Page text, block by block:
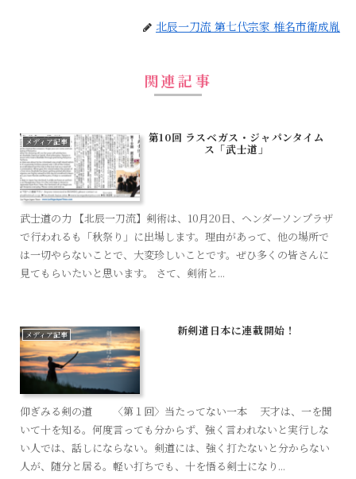
北辰一刀流 第七代宗家 椎名市衛成胤
関連記事
メディア記事 第10回 ラスベガス・ジャパンタイム
ス「武士道」
武士道の力 【北辰一刀流】剣術は、10月20日、ヘンダーソンプラザ
で行われるも「秋祭り」に出場します。理由があって、他の場所で
は一切やらないことで、大変珍しいことです。ぜひ多くの皆さんに
見てもらいたいと思います。 さて、剣術と...
メディア記事 新剣道日本に連載開始！
仰ぎみる剣の道 〈第１回〉当たってない一本 天才は、一を聞
いて十を知る。何度言っても分からず、強く言われないと実行しな
い人では、話しにならない。剣道には、強く打たないと分からない
人が、随分と居る。軽い打ちでも、十を悟る剣士になり...